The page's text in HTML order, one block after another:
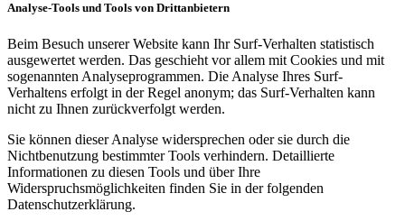
Analyse-Tools und Tools von Drittanbietern
Beim Besuch unserer Website kann Ihr Surf-Verhalten statistisch
ausgewertet werden. Das geschieht vor allem mit Cookies und mit
sogenannten Analyseprogrammen. Die Analyse Ihres Surf-
Verhaltens erfolgt in der Regel anonym; das Surf-Verhalten kann
nicht zu Ihnen zurückverfolgt werden.
Sie können dieser Analyse widersprechen oder sie durch die
Nichtbenutzung bestimmter Tools verhindern. Detaillierte
Informationen zu diesen Tools und über Ihre
Widerspruchsmöglichkeiten finden Sie in der folgenden
Datenschutzerklärung.